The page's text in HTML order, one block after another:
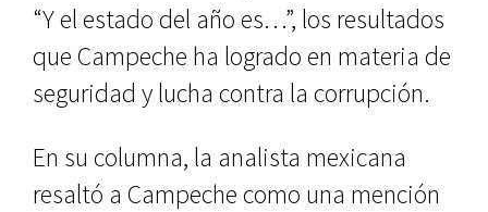
“Y el estado del año es…”, los resultados
que Campeche ha logrado en materia de
seguridad y lucha contra la corrupción.
En su columna, la analista mexicana
resaltó a Campeche como una mención